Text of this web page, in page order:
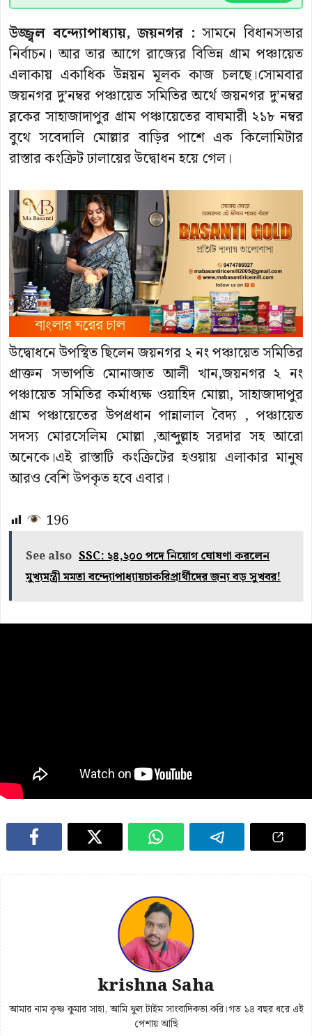
উজ্জ্বল বন্দ্যোপাধ্যায়, জয়নগর : সামনে বিধানসভার
নির্বাচন। আর তার আগে রাজ্যের বিভিন্ন গ্রাম পঞ্চায়েত
এলাকায় একাধিক উন্নয়ন মূলক কাজ চলছে।সোমবার
জয়নগর দু’নম্বর পঞ্চায়েত সমিতির অর্থে জয়নগর দু’নম্বর
ব্লকের সাহাজাদাপুর গ্রাম পঞ্চায়েতের বাঘমারী ২১৮ নম্বর
বুথে সবেদালি মোল্লার বাড়ির পাশে এক কিলোমিটার
রাস্তার কংক্রিট ঢালায়ের উদ্বোধন হয়ে গেল।
উদ্বোধনে উপস্থিত ছিলেন জয়নগর ২ নং পঞ্চায়েত সমিতির
প্রাক্তন সভাপতি মোনাজাত আলী খান,জয়নগর ২ নং
পঞ্চায়েত সমিতির কর্মাধ্যক্ষ ওয়াহিদ মোল্লা, সাহাজাদাপুর
গ্রাম পঞ্চায়েতের উপপ্রধান পান্নালাল বৈদ্য , পঞ্চায়েত
সদস্য মোরসেলিম মোল্লা ,আব্দুল্লাহ সরদার সহ আরো
অনেকে।এই রাস্তাটি কংক্রিটের হওয়ায় এলাকার মানুষ
আরও বেশি উপকৃত হবে এবার।
196
See also SSC: ২৪,২০০ পদে নিয়োগ ঘোষণা করলেন
মুখ্যমন্ত্রী মমতা বন্দ্যোপাধ্যায়চাকরিপ্রার্থীদের জন্য বড় সুখবর!
krishna Saha
আমার নাম কৃষ্ণ কুমার সাহা, আমি ফুল টাইম সাংবাদিকতা করি।গত ১৪ বছর ধরে এই
পেশায় আছি